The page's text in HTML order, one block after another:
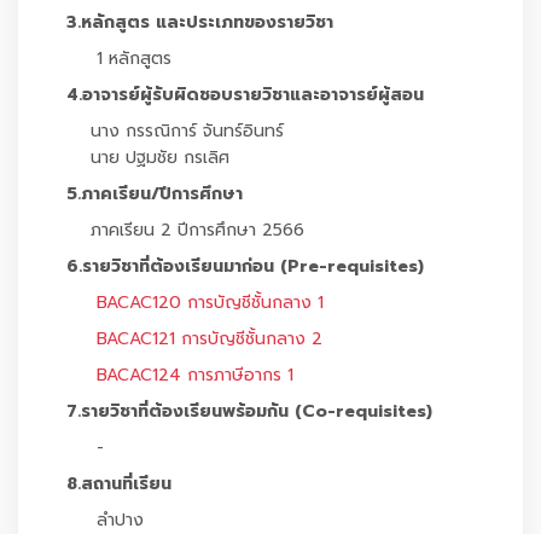
3.หลักสูตร และประเภทของรายวิชา
1 หลักสูตร
4.อาจารย์ผู้รับผิดชอบรายวิชาและอาจารย์ผู้สอน
นาง กรรณิการ์ จันทร์อินทร์
นาย ปฐมชัย กรเลิศ
5.ภาคเรียน/ปีการศึกษา
ภาคเรียน 2 ปีการศึกษา 2566
6.รายวิชาที่ต้องเรียนมาก่อน (Pre-requisites)
BACAC120 การบัญชีชั้นกลาง 1
BACAC121 การบัญชีชั้นกลาง 2
BACAC124 การภาษีอากร 1
7.รายวิชาที่ต้องเรียนพร้อมกัน (Co-requisites)
-
8.สถานที่เรียน
ลำปาง